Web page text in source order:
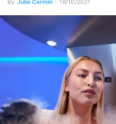
By Julie Carmin - 18/10/2021